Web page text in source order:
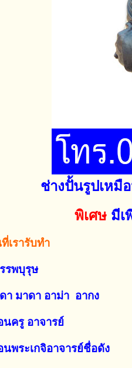
ช่างปั้นรูปเหมื
พิเศษมีเ
เรารับทำ
รพบุรุษ
า มาดา อาม่า อากง
ครู อาจารย์
พระเกจิอาจารย์ชื่อดัง